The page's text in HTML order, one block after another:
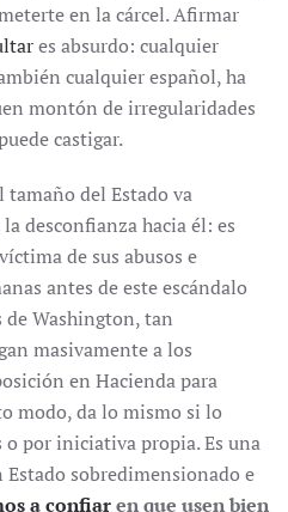
en la cárcel. Afirmar
es absurdo: cualquier
cualquier español, ha
montón de irregularidades
castigar.
tamaño del Estado va
desconfianza hacia él: es
de sus abusos e
antes de este escándalo
de Washington, tan
masivamente a los
en Hacienda para
modo, da lo mismo si lo
por iniciativa propia. Es una
sobredimensionado e
a confiaren que usen bien